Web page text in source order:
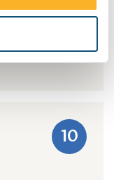
10
10